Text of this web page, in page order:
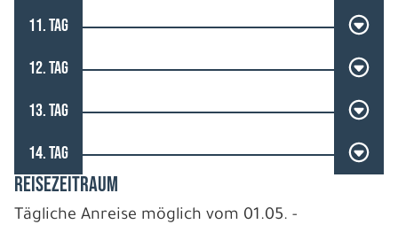
11. TAG
12. TAG
13. TAG
14. TAG
REISEZEITRAUM
Tägliche Anreise möglich vom 01.05. -